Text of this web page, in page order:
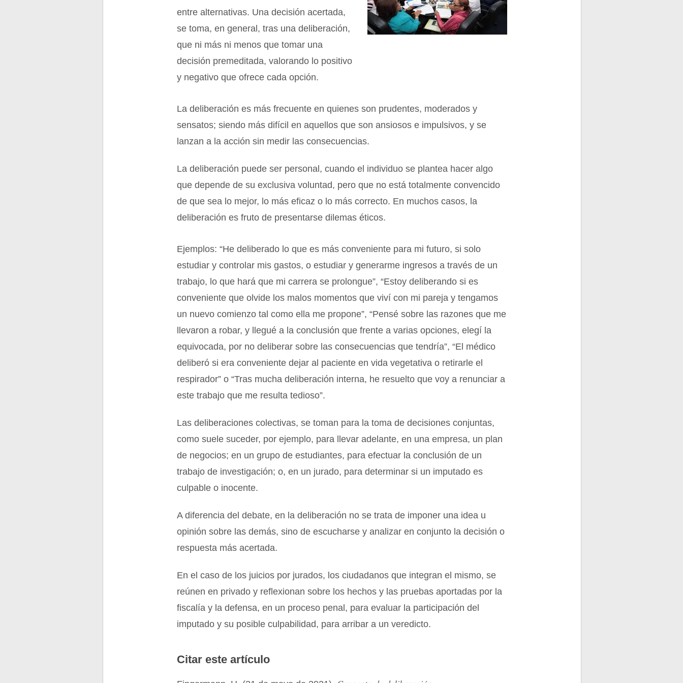
entre alternativas. Una decisión acertada,
se toma, en general, tras una deliberación,
que ni más ni menos que tomar una
decisión premeditada, valorando lo positivo
y negativo que ofrece cada opción.
La deliberación es más frecuente en quienes son prudentes, moderados y
sensatos; siendo más difícil en aquellos que son ansiosos e impulsivos, y se
lanzan a la acción sin medir las consecuencias.
La deliberación puede ser personal, cuando el individuo se plantea hacer algo
que depende de su exclusiva voluntad, pero que no está totalmente convencido
de que sea lo mejor, lo más eficaz o lo más correcto. En muchos casos, la
deliberación es fruto de presentarse dilemas éticos.
Ejemplos: “He deliberado lo que es más conveniente para mi futuro, si solo
estudiar y controlar mis gastos, o estudiar y generarme ingresos a través de un
trabajo, lo que hará que mi carrera se prolongue”, “Estoy deliberando si es
conveniente que olvide los malos momentos que viví con mi pareja y tengamos
un nuevo comienzo tal como ella me propone”, “Pensé sobre las razones que me
llevaron a robar, y llegué a la conclusión que frente a varias opciones, elegí la
equivocada, por no deliberar sobre las consecuencias que tendría”, “El médico
deliberó si era conveniente dejar al paciente en vida vegetativa o retirarle el
respirador” o “Tras mucha deliberación interna, he resuelto que voy a renunciar a
este trabajo que me resulta tedioso”.
Las deliberaciones colectivas, se toman para la toma de decisiones conjuntas,
como suele suceder, por ejemplo, para llevar adelante, en una empresa, un plan
de negocios; en un grupo de estudiantes, para efectuar la conclusión de un
trabajo de investigación; o, en un jurado, para determinar si un imputado es
culpable o inocente.
A diferencia del debate, en la deliberación no se trata de imponer una idea u
opinión sobre las demás, sino de escucharse y analizar en conjunto la decisión o
respuesta más acertada.
En el caso de los juicios por jurados, los ciudadanos que integran el mismo, se
reúnen en privado y reflexionan sobre los hechos y las pruebas aportadas por la
fiscalía y la defensa, en un proceso penal, para evaluar la participación del
imputado y su posible culpabilidad, para arribar a un veredicto.
Citar este artículo